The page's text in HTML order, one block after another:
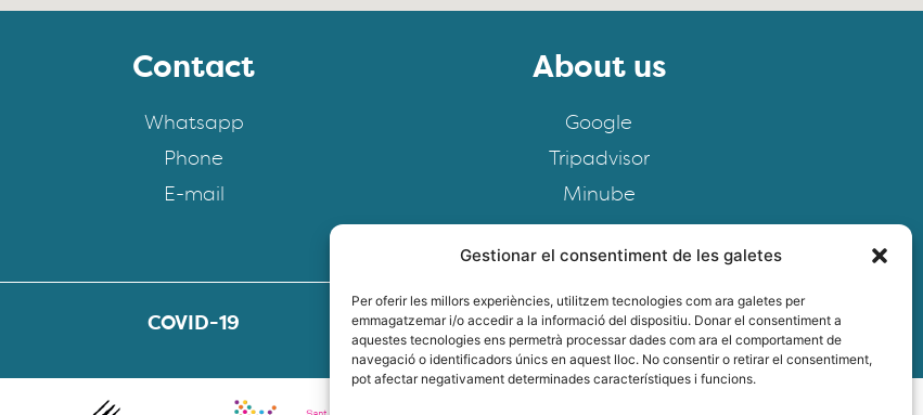
Gestionar el consentiment de les galetes
Per oferir les millors experiències, utilitzem tecnologies com ara galetes per
emmagatzemar i/o accedir a la informació del dispositiu. Donar el consentiment a
aquestes tecnologies ens permetrà processar dades com ara el comportament de
navegació o identificadors únics en aquest lloc. No consentir o retirar el consentiment,
pot afectar negativament determinades característiques i funcions.
Contact
Whatsapp
Phone
E-mail
About us
Google
Tripadvisor
Minube
COVID-19 FAQS